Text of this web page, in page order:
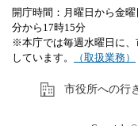
開庁時間：月曜日から金
分から17時15分
※本庁では毎週水曜日に
しています。
（取扱業務）
市役所への行